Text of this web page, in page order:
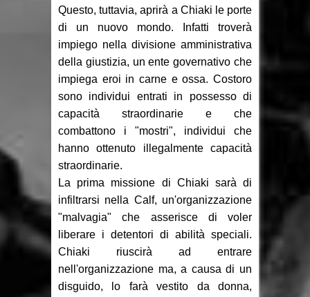
Questo, tuttavia, aprirà a Chiaki le porte
di un nuovo mondo. Infatti troverà
impiego nella divisione amministrativa
della giustizia, un ente governativo che
impiega eroi in carne e ossa. Costoro
sono individui entrati in possesso di
capacità straordinarie e che
combattono i "mostri", individui che
hanno ottenuto illegalmente capacità
straordinarie.
La prima missione di Chiaki sarà di
infiltrarsi nella Calf, un'organizzazione
"malvagia" che asserisce di voler
liberare i detentori di abilità speciali.
Chiaki riuscirà ad entrare
nell'organizzazione ma, a causa di un
disguido, lo farà vestito da donna,